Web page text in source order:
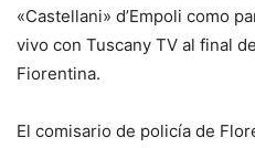
«Castellani» d’Empoli como
vivo con Tuscany TV al final
Fiorentina.
El comisario de policía de